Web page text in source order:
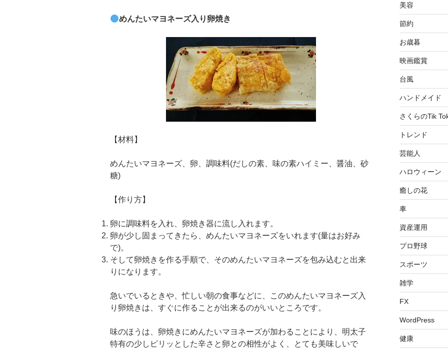
めんたいマヨネーズ入り卵焼き
【材料】
めんたいマヨネーズ、卵、調味料(だしの素、味の素ハイミー、醤油、砂
糖)
【作り方】
卵に調味料を入れ、卵焼き器に流し入れます。
卵が少し固まってきたら、めんたいマヨネーズをいれます(量はお好み
で)。
そして卵焼きを作る手順で、そのめんたいマヨネーズを包み込むと出来
りになります。
急いでいるときや、忙しい朝の食事などに、このめんたいマヨネーズ入
り卵焼きは、すぐに作ることが出来るのがいいところです。
味のほうは、卵焼きにめんたいマヨネーズが加わることにより、明太子
特有の少しピリッとした辛さと卵との相性がよく、とても美味しいで
美容
節約
お歳暮
映画鑑賞
台風
ハンドメイド
さくらのTik
トレンド
芸能人
ハロウィーン
癒しの花
車
資産運用
プロ野球
スポーツ
雑学
FX
WordPress
健康